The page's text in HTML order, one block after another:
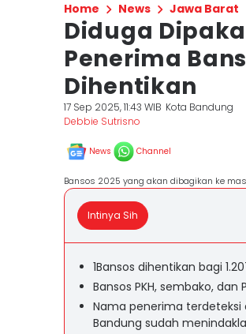
Home News Jawa Barat
Diduga
Penerima
Dihentikan
17 Sep 2025, 11:43 WIB Kota Bandung
Debbie Sutrisno
News Channel
Bansos 2025 yang akan dibagikan ke
Intinya Sih
1Bansos dihentikan bagi
Bansos PKH, sembako,
Nama penerima terdeteksi
Bandung sudah